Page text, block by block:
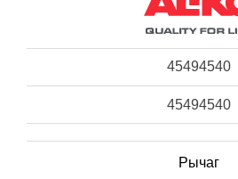
45494540
45494540
Рычаг